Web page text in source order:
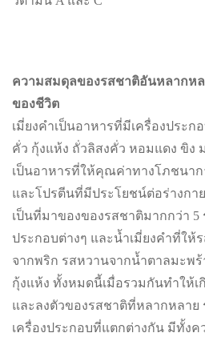
ความสมดุลของรสชาติอันหลากห
ของชีวิต
เมี่ยงคำเป็นอาหารที่มีเครื่องประ
คั่ว กุ้งแห้ง ถั่วลิสงคั่ว หอมแดง ขิง
เป็นอาหารที่ให้คุณค่าทางโภชนา
และโปรตีนที่มีประโยชน์ต่อร่างกา
เป็นที่มาของของรสชาติมากกว่า 5
ประกอบต่างๆ และน้ำเมี่ยงคำที่ให้
จากพริก รสหวานจากน้ำตาลมะพ
กุ้งแห้ง ทั้งหมดนี้เมื่อรวมกันทำให้
และลงตัวของรสชาติที่หลากหลาย
เครื่องประกอบที่แตกต่างกัน มีทั้ง